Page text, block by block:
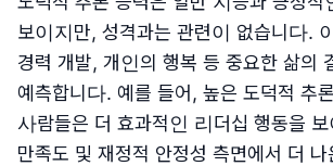
보이지만, 성격과는 관련이 없습니다.
경력 개발, 개인의 행복 등 중요한 삶의
예측합니다. 예를 들어, 높은 도덕적 추
사람들은 더 효과적인 리더십 행동을 보
만족도 및 재정적 안정성 측면에서 더 나